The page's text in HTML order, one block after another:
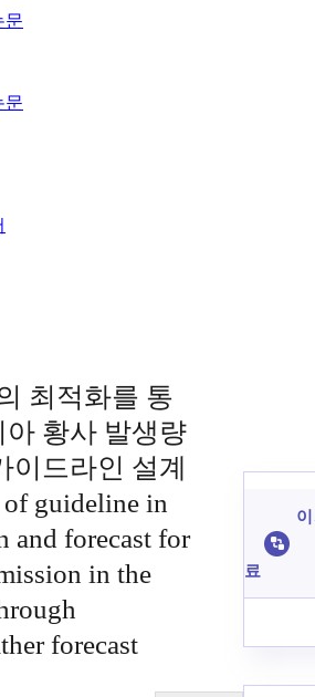
문
문
최적화를 통
황사 발생량
이드라인 설계
guideline in
and forecast for
in the
forecast
이
료